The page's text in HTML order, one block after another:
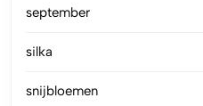
september
silka
snijbloemen